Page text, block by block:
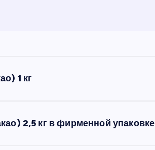
1 кг
2,5 кг в фирменной упаковке